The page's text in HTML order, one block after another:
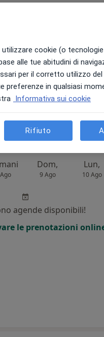
agende disponibili!
le prenotazioni online
Dom,
9 Ago
Lun,
10 Ago
agende disponibili!
le prenotazioni
cookie (o
alle tue abitudini di
per il corretto utilizzo
preferenze in qualsiasi
Informativa sui cookie
Rifiuto